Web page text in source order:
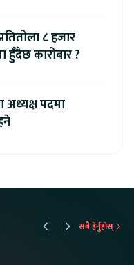
८ हजार
कारोबार ?
पदमा
सबै हेर्नुहोस्